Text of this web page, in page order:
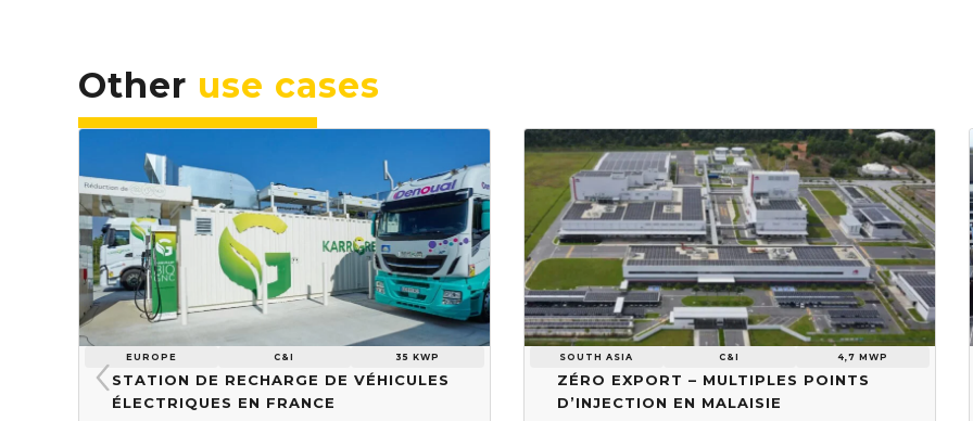
Other use cases
EUROPE C&I 35 KWP
Station de recharge de véhicules
électriques en France
SOUTH ASIA C&I 4,7 MWP
Zéro export – Multiples points
d’injection en Malaisie